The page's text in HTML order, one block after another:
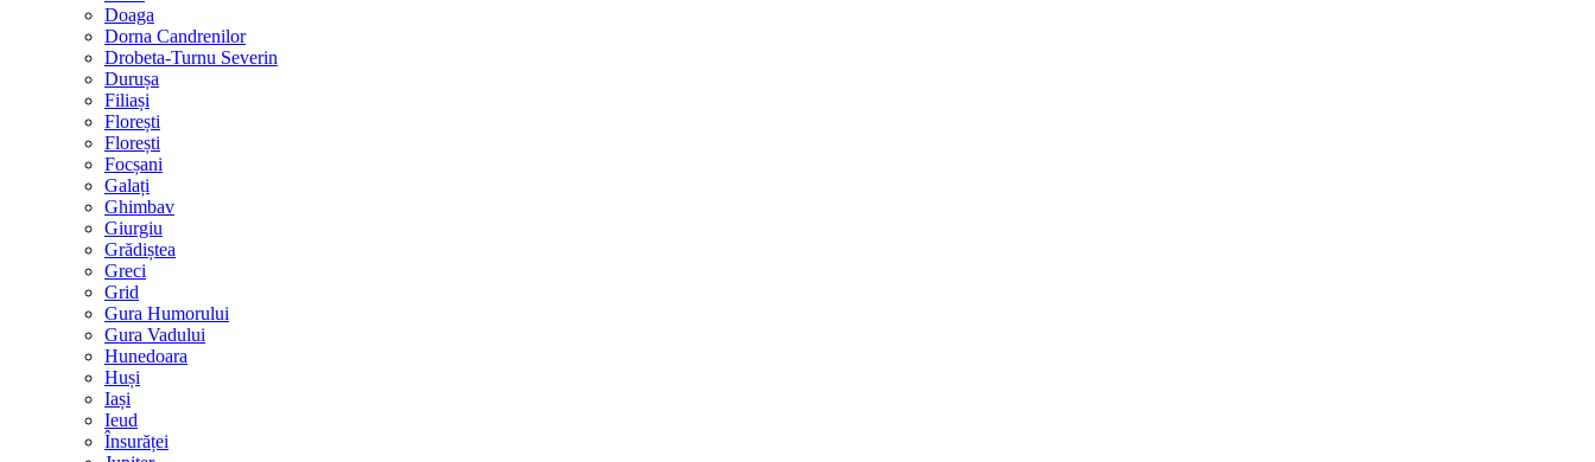
Doaga
Dorna Candrenilor
Drobeta-Turnu Severin
Durușa
Filiași
Florești
Florești
Focșani
Galați
Ghimbav
Giurgiu
Grădiștea
Greci
Grid
Gura Humorului
Gura Vadului
Hunedoara
Huși
Iași
Ieud
Însurăței